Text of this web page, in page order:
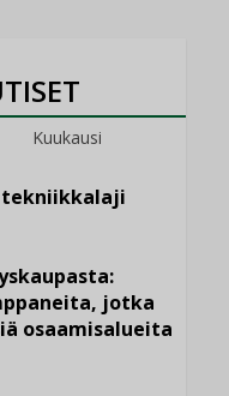
Kuukausi
tekniikkalaji
jotka
osaamisalueita